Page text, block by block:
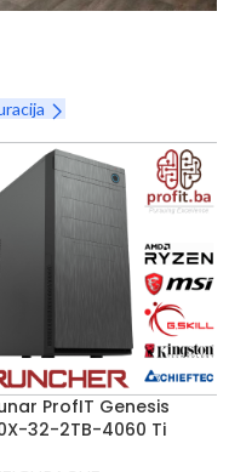
ProfIT Genesis
32-2TB-4060 Ti